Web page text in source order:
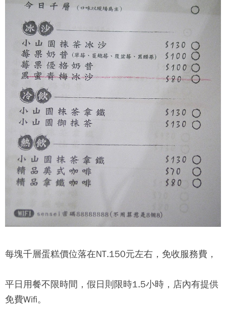
每塊千層蛋糕價位落在NT.150元左右，免收服務費，
平日用餐不限時間，假日則限時1.5小時，店內有提供
免費Wifi。